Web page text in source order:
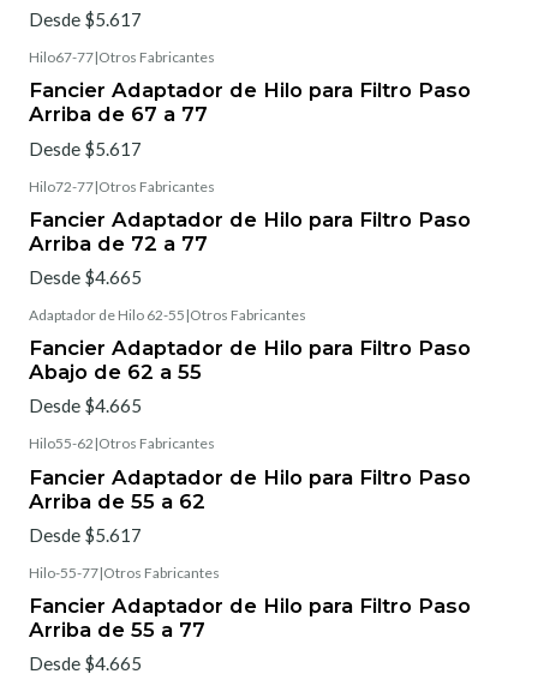
Desde $5.617
Hilo67-77|Otros Fabricantes
Fancier Adaptador de Hilo para Filtro Paso
Arriba de 67 a 77
Desde $5.617
Hilo72-77|Otros Fabricantes
Fancier Adaptador de Hilo para Filtro Paso
Arriba de 72 a 77
Desde $4.665
Adaptador de Hilo 62-55 |Otros Fabricantes
Fancier Adaptador de Hilo para Filtro Paso
Abajo de 62 a 55
Desde $4.665
Hilo55-62 |Otros Fabricantes
Fancier Adaptador de Hilo para Filtro Paso
Arriba de 55 a 62
Desde $5.617
Hilo-55-77|Otros Fabricantes
Fancier Adaptador de Hilo para Filtro Paso
Arriba de 55 a 77
Desde $4.665